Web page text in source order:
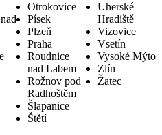
Otrokovice
Písek
Plzeň
Praha
Roudnice
nad Labem
Rožnov pod
Radhoštěm
Šlapanice
Štětí
Uherské
Hradiště
Vizovice
Vsetín
Vysoké Mýto
Zlín
Žatec